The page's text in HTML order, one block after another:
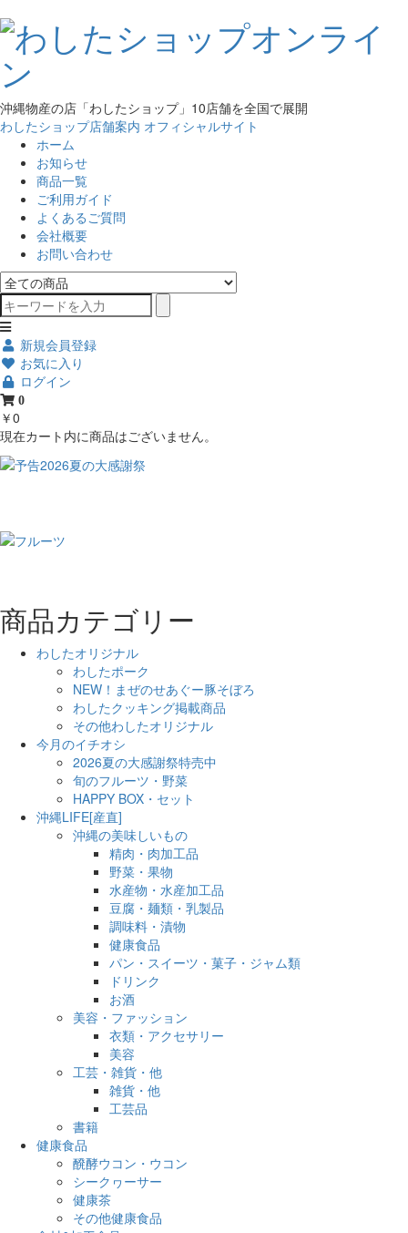
沖縄物産の店「わしたショップ」10店舗を全国で展開
わしたショップ店舗案内 オフィシャルサイト
ホーム
お知らせ
商品一覧
ご利用ガイド
よくあるご質問
会社概要
お問い合わせ
新規会員登録
お気に入り
ログイン
0
￥0
現在カート内に商品はございません。
商品カテゴリー
わしたオリジナル
わしたポーク
NEW！まぜのせあぐー豚そぼろ
わしたクッキング掲載商品
その他わしたオリジナル
今月のイチオシ
2026夏の大感謝祭特売中
旬のフルーツ・野菜
HAPPY BOX・セット
沖縄LIFE[産直]
沖縄の美味しいもの
精肉・肉加工品
野菜・果物
水産物・水産加工品
豆腐・麺類・乳製品
調味料・漬物
健康食品
パン・スイーツ・菓子・ジャム類
ドリンク
お酒
美容・ファッション
衣類・アクセサリー
美容
工芸・雑貨・他
雑貨・他
工芸品
書籍
健康食品
醗酵ウコン・ウコン
シークヮーサー
健康茶
その他健康食品